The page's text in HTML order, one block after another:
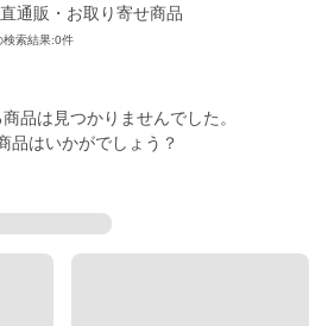
通販・お取り寄せ商品
検索結果:0件
品は見つかりませんでした。
品はいかがでしょう？